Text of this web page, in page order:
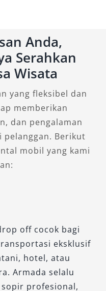
CVT (Non-
antara
Dengan desain
Alphard tipe
perjalanan bisnis
aktif
rasa aman
kondisi jalan
pengguna yang
luas dan
Meski lebih
mobil ini tetap
Anda,
Serahkan
Wisata
yang fleksibel dan
memberikan
dan pengalaman
pelanggan. Berikut
mobil yang kami
off cocok bagi
eksklusif
hotel, atau
Armada selalu
profesional,